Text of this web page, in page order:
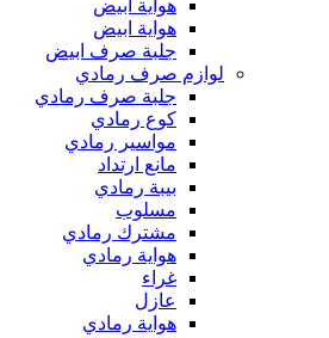
هواية ابيض
هواية ابيض
جلبة صرف ابيض
لوازم صرف رمادي
جلبة صرف رمادي
كوع رمادي
مواسير رمادي
مانع ارتداد
بيبة رمادي
مسلوب
مشترك رمادي
هواية رمادي
غراء
عازل
هواية رمادي